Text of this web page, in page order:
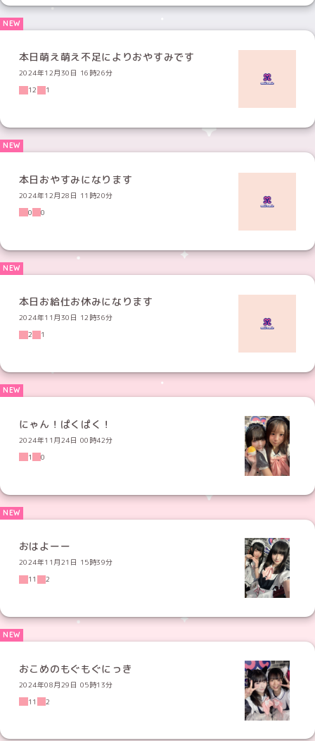
本日萌え萌え不足によりおやすみです
2024年12月30日 16時26分
12
1
本日おやすみになります
2024年12月28日 11時20分
0
0
本日お給仕お休みになります
2024年11月30日 12時36分
2
1
にゃん！ぱくぱく！
2024年11月24日 00時42分
1
0
おはよーー
2024年11月21日 15時39分
11
2
おこめのもぐもぐにっき
2024年08月29日 05時13分
11
2